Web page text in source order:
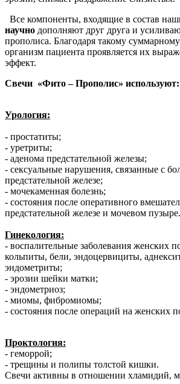
Все компоненты, входящие в состав
научно дополняют друг друга и
прополиса. Благодаря такому
организм пациента проявляется их
эффект.
Свечи «Фито – Прополис» используют:
Урология:
- простатиты;
- уретриты;
- аденома предстательной железы;
- сексуальные нарушения, связанные с
предстательной железе;
- мочекаменная болезнь;
- состояния после оперативного
предстательной железе и мочевом пузыре.
Гинекология:
- воспалительные заболевания женских
кольпиты, бели, эндоцервициты,
эндометриты;
- эрозии шейки матки;
- эндометриоз;
- миомы, фибромиомы;
- состояния после операций на женских
Проктология:
- геморрой;
- трещины и полипы толстой кишки.
Свечи активны в отношении хламидий,